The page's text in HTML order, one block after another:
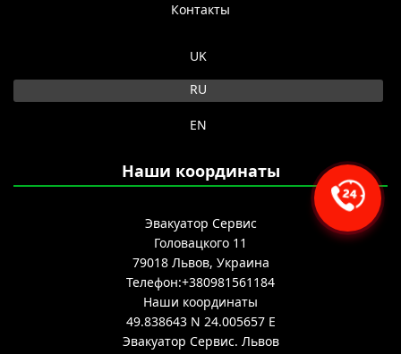
Контакты
UK
RU
EN
Наши координаты
Эвакуатор Сервис
Головацкого 11
79018 Львов, Украина
Телефон:+380981561184
Наши координаты
49.838643 N 24.005657 E
Эвакуатор Сервис. Львов